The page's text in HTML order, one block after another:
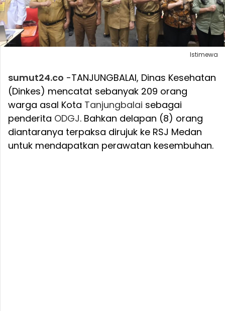
Istimewa
sumut24.co -TANJUNGBALAI, Dinas Kesehatan
(Dinkes) mencatat sebanyak 209 orang
warga asal Kota Tanjungbalai sebagai
penderita ODGJ. Bahkan delapan (8) orang
diantaranya terpaksa dirujuk ke RSJ Medan
untuk mendapatkan perawatan kesembuhan.